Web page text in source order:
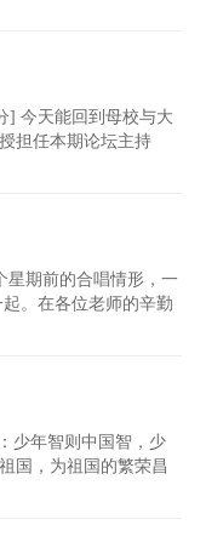
] 今天能回到母校与大
担任本期论坛主持
星期前的合唱情形，一
。在各位老师的辛勤
少年智则中国智，少
国，为祖国的繁荣昌